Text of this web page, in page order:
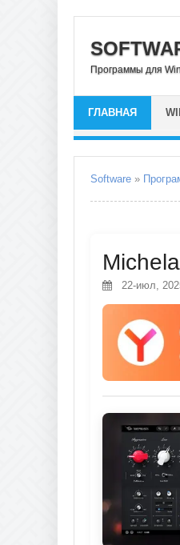
Программы для
ГЛАВНАЯ
Software »
22-июл,